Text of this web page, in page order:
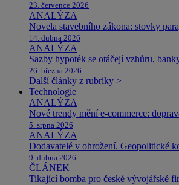
23. července 2026
ANALÝZA
Novela stavebního zákona: stovky
14. dubna 2026
ANALÝZA
Sazby hypoték se otáčejí vzhůru,
26. března 2026
Další články z rubriky >
Technologie
ANALÝZA
Nové trendy mění e-commerce:
5. srpna 2026
ANALÝZA
Dodavatelé v ohrožení. Geopolitické
9. dubna 2026
ČLÁNEK
Tikající bomba pro české vývojářské